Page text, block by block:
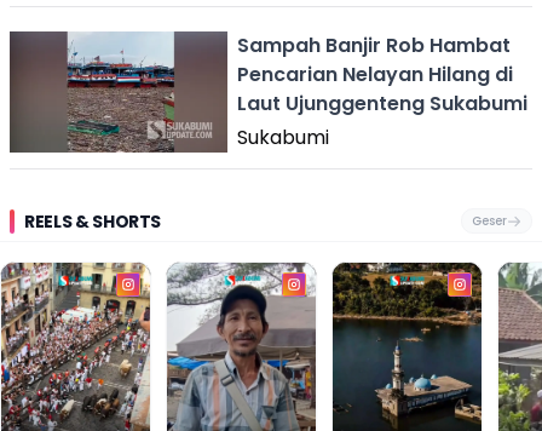
Sampah Banjir Rob Hambat
Pencarian Nelayan Hilang di
Laut Ujunggenteng Sukabumi
Sukabumi
REELS & SHORTS Geser